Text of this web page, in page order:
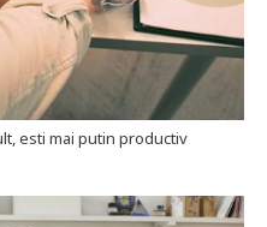
esti mai putin productiv